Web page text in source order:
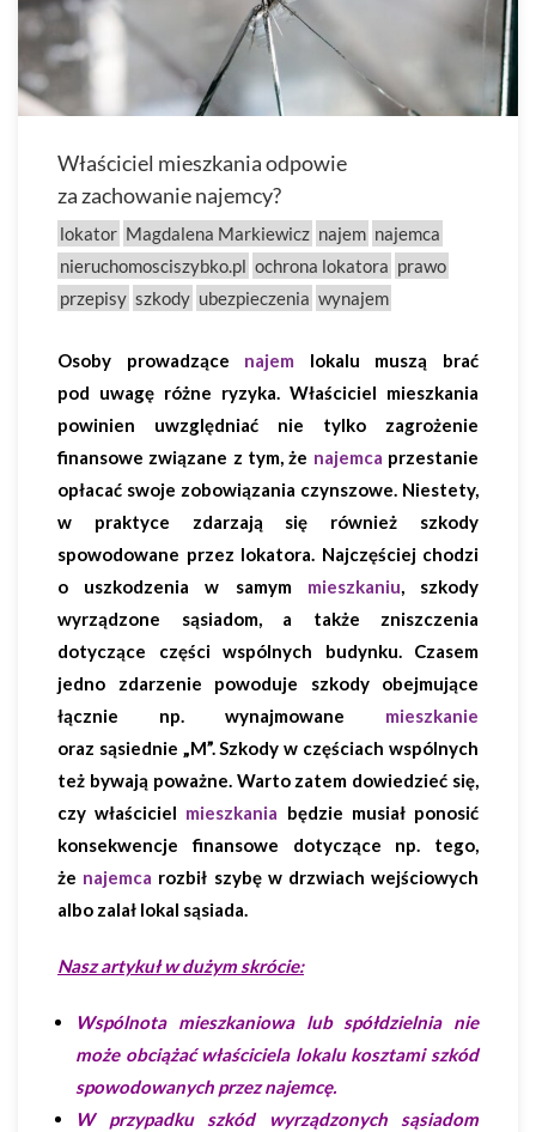
Właściciel mieszkania odpowie
za zachowanie najemcy?
lokator Magdalena Markiewicz najem najemca
nieruchomosciszybko.pl ochrona lokatora prawo
przepisy szkody ubezpieczenia wynajem
Osoby prowadzące najem lokalu muszą brać
pod uwagę różne ryzyka. Właściciel mieszkania
powinien uwzględniać nie tylko zagrożenie
finansowe związane z tym, że najemca przestanie
opłacać swoje zobowiązania czynszowe. Niestety,
w praktyce zdarzają się również szkody
spowodowane przez lokatora. Najczęściej chodzi
o uszkodzenia w samym mieszkaniu, szkody
wyrządzone sąsiadom, a także zniszczenia
dotyczące części wspólnych budynku. Czasem
jedno zdarzenie powoduje szkody obejmujące
łącznie np. wynajmowane mieszkanie
oraz sąsiednie „M”. Szkody w częściach wspólnych
też bywają poważne. Warto zatem dowiedzieć się,
czy właściciel mieszkania będzie musiał ponosić
konsekwencje finansowe dotyczące np. tego,
że najemca rozbił szybę w drzwiach wejściowych
albo zalał lokal sąsiada.
Nasz artykuł w dużym skrócie:
Wspólnota mieszkaniowa lub spółdzielnia nie
może obciążać właściciela lokalu kosztami szkód
spowodowanych przez najemcę.
W przypadku szkód wyrządzonych sąsiadom